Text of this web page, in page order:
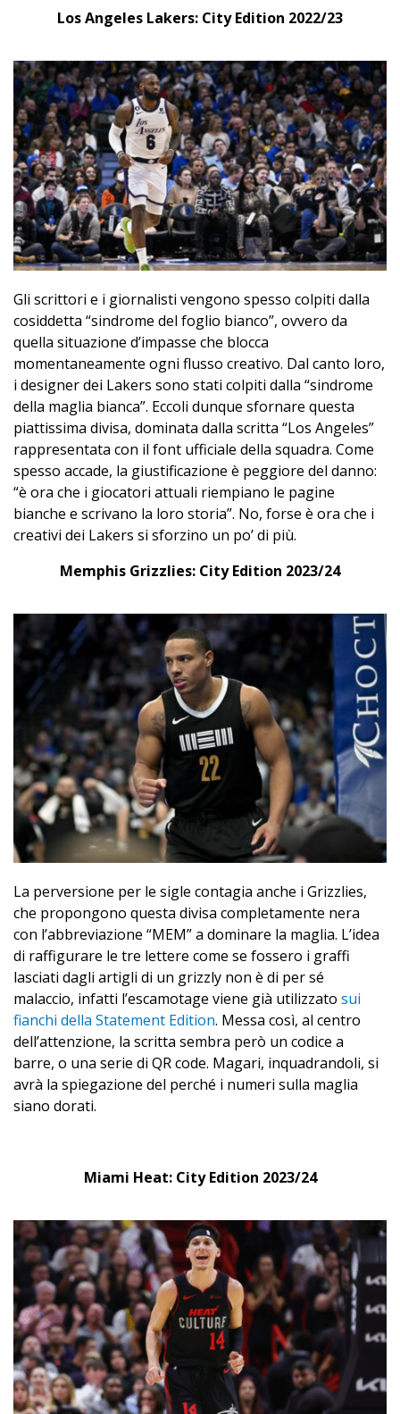
Los Angeles Lakers: City Edition 2022/23
Gli scrittori e i giornalisti vengono spesso colpiti dalla
cosiddetta “sindrome del foglio bianco”, ovvero da
quella situazione d’impasse che blocca
momentaneamente ogni flusso creativo. Dal canto loro,
i designer dei Lakers sono stati colpiti dalla “sindrome
della maglia bianca”. Eccoli dunque sfornare questa
piattissima divisa, dominata dalla scritta “Los Angeles”
rappresentata con il font ufficiale della squadra. Come
spesso accade, la giustificazione è peggiore del danno:
“è ora che i giocatori attuali riempiano le pagine
bianche e scrivano la loro storia”. No, forse è ora che i
creativi dei Lakers si sforzino un po’ di più.
Memphis Grizzlies: City Edition 2023/24
La perversione per le sigle contagia anche i Grizzlies,
che propongono questa divisa completamente nera
con l’abbreviazione “MEM” a dominare la maglia. L’idea
di raffigurare le tre lettere come se fossero i graffi
lasciati dagli artigli di un grizzly non è di per sé
malaccio, infatti l’escamotage viene già utilizzato sui
fianchi della Statement Edition. Messa così, al centro
dell’attenzione, la scritta sembra però un codice a
barre, o una serie di QR code. Magari, inquadrandoli, si
avrà la spiegazione del perché i numeri sulla maglia
siano dorati.
Miami Heat: City Edition 2023/24